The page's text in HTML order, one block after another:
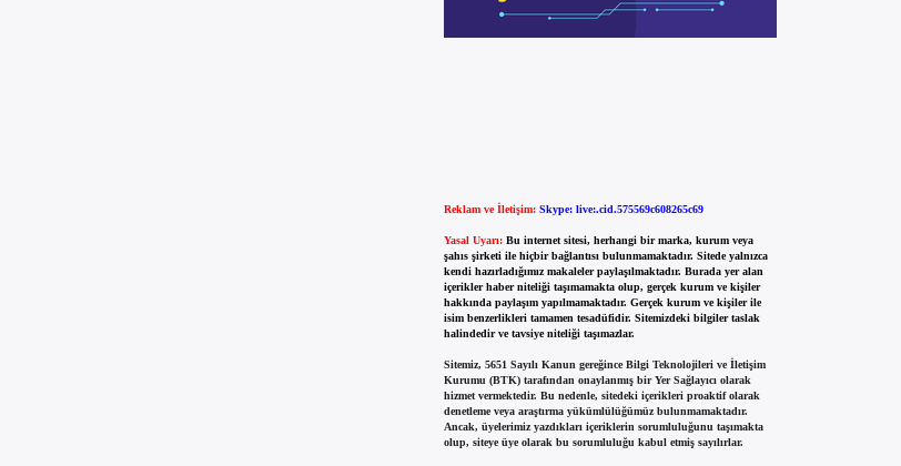
Reklam ve İletişim: Skype: live:.cid.575569c608265c69
Yasal Uyarı: Bu internet sitesi, herhangi bir marka, kurum veya
şahıs şirketi ile hiçbir bağlantısı bulunmamaktadır. Sitede yalnızca
kendi hazırladığımız makaleler paylaşılmaktadır. Burada yer alan
içerikler haber niteliği taşımamakta olup, gerçek kurum ve kişiler
hakkında paylaşım yapılmamaktadır. Gerçek kurum ve kişiler ile
isim benzerlikleri tamamen tesadüfidir. Sitemizdeki bilgiler taslak
halindedir ve tavsiye niteliği taşımazlar.
Sitemiz, 5651 Sayılı Kanun gereğince Bilgi Teknolojileri ve İletişim
Kurumu (BTK) tarafından onaylanmış bir Yer Sağlayıcı olarak
hizmet vermektedir. Bu nedenle, sitedeki içerikleri proaktif olarak
denetleme veya araştırma yükümlülüğümüz bulunmamaktadır.
Ancak, üyelerimiz yazdıkları içeriklerin sorumluluğunu taşımakta
olup, siteye üye olarak bu sorumluluğu kabul etmiş sayılırlar.